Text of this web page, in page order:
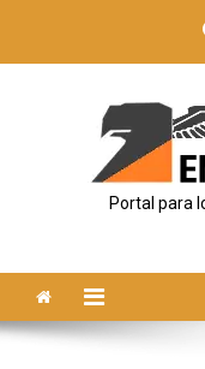
Portal para